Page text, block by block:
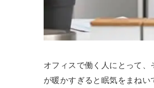
オフィスで働く人にとって
が暖かすぎると眠気をまね